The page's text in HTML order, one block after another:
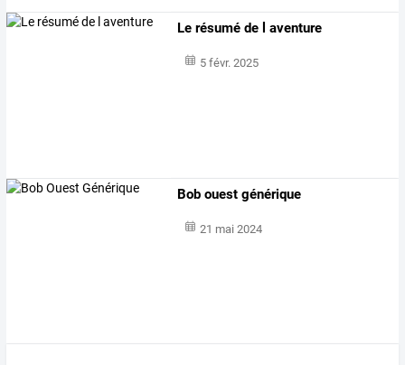
Le résumé de l aventure
5 févr. 2025
Bob ouest générique
21 mai 2024